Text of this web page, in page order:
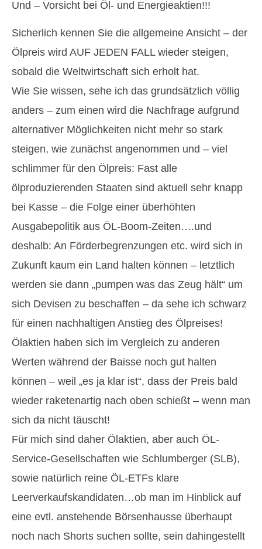
Und – Vorsicht bei Öl- und Energieaktien!!!
Sicherlich kennen Sie die allgemeine Ansicht – der
Ölpreis wird AUF JEDEN FALL wieder steigen,
sobald die Weltwirtschaft sich erholt hat.
Wie Sie wissen, sehe ich das grundsätzlich völlig
anders – zum einen wird die Nachfrage aufgrund
alternativer Möglichkeiten nicht mehr so stark
steigen, wie zunächst angenommen und – viel
schlimmer für den Ölpreis: Fast alle
ölproduzierenden Staaten sind aktuell sehr knapp
bei Kasse – die Folge einer überhöhten
Ausgabepolitik aus ÖL-Boom-Zeiten….und
deshalb: An Förderbegrenzungen etc. wird sich in
Zukunft kaum ein Land halten können – letztlich
werden sie dann „pumpen was das Zeug hält“ um
sich Devisen zu beschaffen – da sehe ich schwarz
für einen nachhaltigen Anstieg des Ölpreises!
Ölaktien haben sich im Vergleich zu anderen
Werten während der Baisse noch gut halten
können – weil „es ja klar ist“, dass der Preis bald
wieder raketenartig nach oben schießt – wenn man
sich da nicht täuscht!
Für mich sind daher Ölaktien, aber auch ÖL-
Service-Gesellschaften wie Schlumberger (SLB),
sowie natürlich reine ÖL-ETFs klare
Leerverkaufskandidaten…ob man im Hinblick auf
eine evtl. anstehende Börsenhausse überhaupt
noch nach Shorts suchen sollte, sein dahingestellt